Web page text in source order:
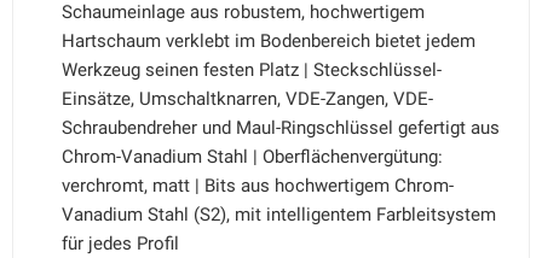
Schaumeinlage aus robustem, hochwertigem
Hartschaum verklebt im Bodenbereich bietet jedem
Werkzeug seinen festen Platz | Steckschlüssel-
Einsätze, Umschaltknarren, VDE-Zangen, VDE-
Schraubendreher und Maul-Ringschlüssel gefertigt aus
Chrom-Vanadium Stahl | Oberflächenvergütung:
verchromt, matt | Bits aus hochwertigem Chrom-
Vanadium Stahl (S2), mit intelligentem Farbleitsystem
für jedes Profil